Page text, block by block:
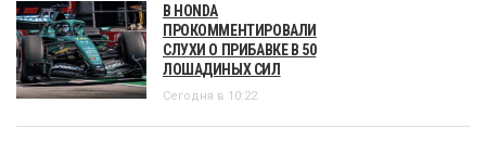
В HONDA
ПРОКОММЕНТИРОВАЛИ
СЛУХИ О ПРИБАВКЕ В 50
ЛОШАДИНЫХ СИЛ
Сегодня в 10:22